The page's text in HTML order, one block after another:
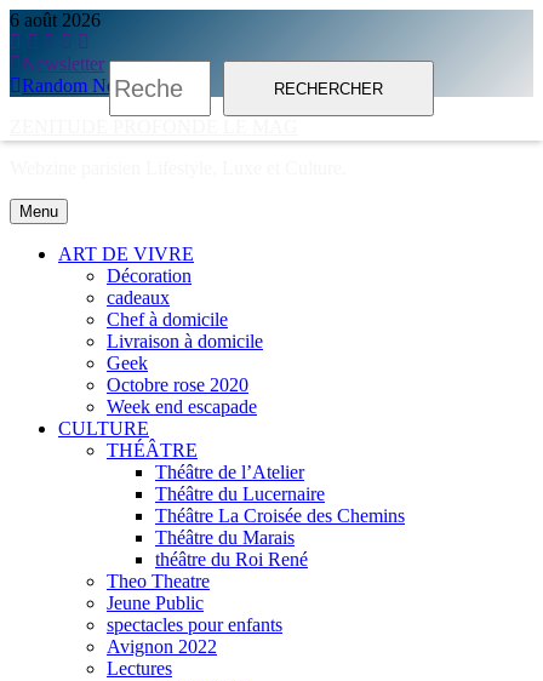
Skip
to
content
6 août 2026
Newsletter
Random News
Menu
ART DE VIVRE
Décoration
cadeaux
Chef à domicile
Livraison à domicile
Geek
Octobre rose 2020
Week end escapade
CULTURE
THÉÂTRE
Théâtre de l’Atelier
Théâtre du Lucernaire
Théâtre La Croisée des Chemins
Théâtre du Marais
théâtre du Roi René
Theo Theatre
Jeune Public
spectacles pour enfants
Avignon 2022
Lectures